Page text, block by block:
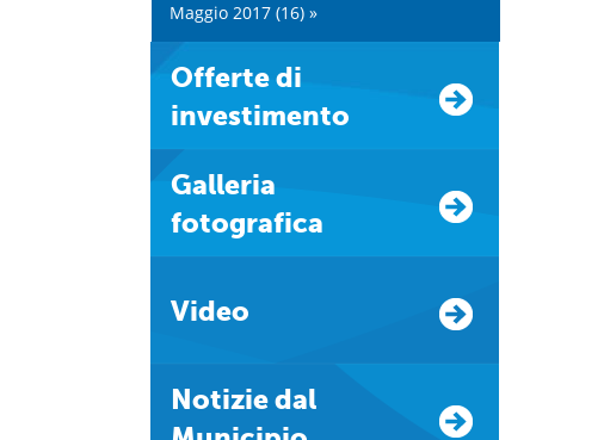
Maggio 2017 (16) »
Offerte di
investimento
Galleria
fotografica
Video
Notizie dal